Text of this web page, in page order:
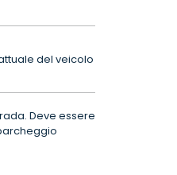
del veicolo
Deve essere